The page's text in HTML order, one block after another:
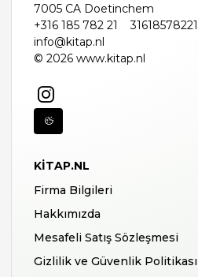
7005 CA Doetinchem
+316 185 782 21
31618578221
info@kitap.nl
© 2026 www.kitap.nl
KITAP.NL
Firma Bilgileri
Hakkımızda
Mesafeli Satış Sözleşmesi
Gizlilik ve Güvenlik Politikası